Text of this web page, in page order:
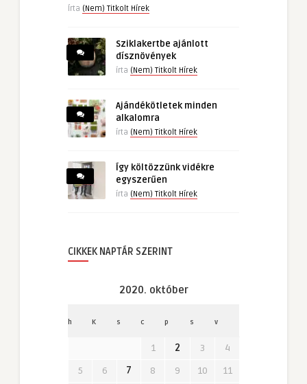
Írta (Nem) Titkolt Hírek
Sziklakertbe ajánlott
dísznövények
írta (Nem) Titkolt Hírek
Ajándékötletek minden
alkalomra
írta (Nem) Titkolt Hírek
Így költözzünk vidékre
egyszerűen
írta (Nem) Titkolt Hírek
CIKKEK NAPTÁR SZERINT
2020. október
h K s c p s v
1 2 3
4
5
6 7 8 9 10
11